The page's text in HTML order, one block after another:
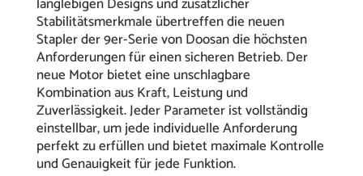
Stabilitätsmerkmale übertreffen die neuen
Stapler der 9er-Serie von Doosan die höchsten
Anforderungen für einen sicheren Betrieb. Der
neue Motor bietet eine unschlagbare
Kombination aus Kraft, Leistung und
Zuverlässigkeit. Jeder Parameter ist vollständig
einstellbar, um jede individuelle Anforderung
perfekt zu erfüllen und bietet maximale Kontrolle
und Genauigkeit für jede Funktion.